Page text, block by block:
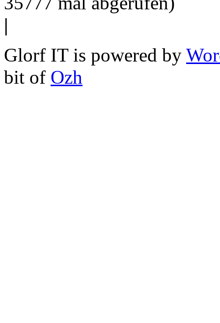
|
Glorf IT is powered by
bit of Ozh